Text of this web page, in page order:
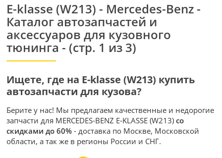
E-klasse (W213) - Mercedes-Benz -
Каталог автозапчастей и
аксессуаров для кузовного
тюнинга - (стр. 1 из 3)
Ищете, где на E-klasse (W213) купить
автозапчасти для кузова?
Берите у нас! Мы предлагаем качественные и недорогие
запчасти для MERCEDES-BENZ E-KLASSE (W213)со
скидками до 60% - доставка по Москве, Московской
области, а так же в регионы России и СНГ.